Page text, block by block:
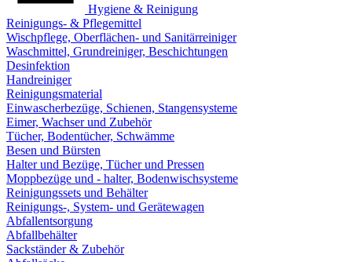
Hygiene & Reinigung
Reinigungs- & Pflegemittel
Wischpflege, Oberflächen- und Sanitärreiniger
Waschmittel, Grundreiniger, Beschichtungen
Desinfektion
Handreiniger
Reinigungsmaterial
Einwascherbezüge, Schienen, Stangensysteme
Eimer, Wachser und Zubehör
Tücher, Bodentücher, Schwämme
Besen und Bürsten
Halter und Bezüge, Tücher und Pressen
Moppbezüge und - halter, Bodenwischsysteme
Reinigungssets und Behälter
Reinigungs-, System- und Gerätewagen
Abfallentsorgung
Abfallbehälter
Sackständer & Zubehör